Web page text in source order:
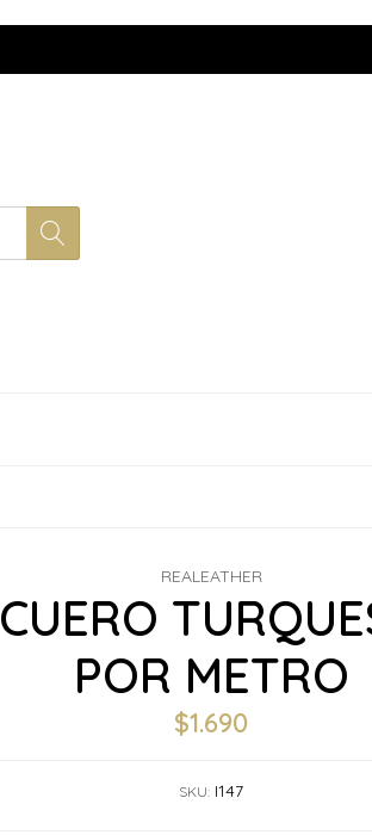
REALEATHER
CUERO
POR METRO
$1.690
SKU: I147